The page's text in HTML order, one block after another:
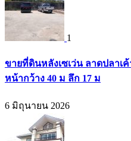
1
ขายที่ดินหลังเซเว่น ลาดปลาเค้
หน้ากว้าง 40 ม ลึก 17 ม
6 มิถุนายน 2026